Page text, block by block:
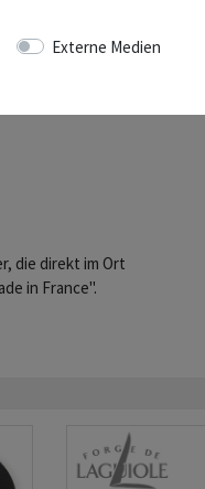
die direkt im Ort
in France".
Externe Medien